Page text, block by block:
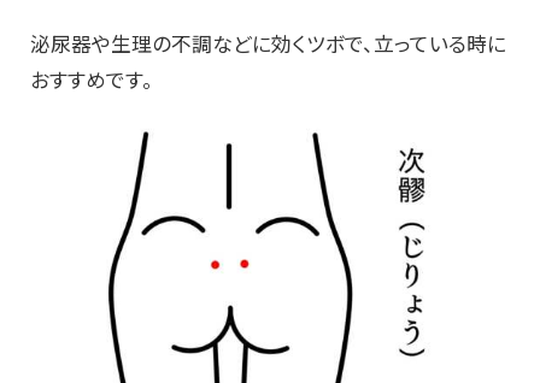
泌尿器や生理の不調などに効くツボで、立っている時に
おすすめです。